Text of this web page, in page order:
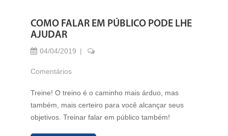
COMO FALAR EM PÚBLICO PODE LHE
AJUDAR
04/04/2019
Comentários
Treine! O treino é o caminho mais árduo, mas
também, mais certeiro para você alcançar seus
objetivos. Treinar falar em público também!